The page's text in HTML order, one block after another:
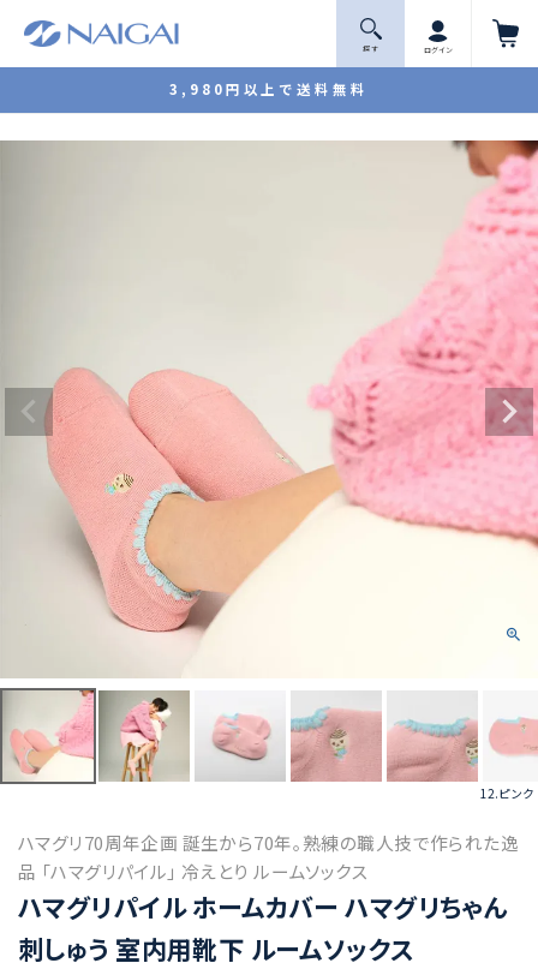
3,980円以上で送料無料
探 す ログイン
12.ピンク
ハマグリ70周年企画 誕生から70年。熟練の職人技で作られた逸
品 「ハマグリパイル」 冷えとり ルームソックス
ハマグリパイル ホームカバー ハマグリちゃん
刺しゅう 室内用靴下 ルームソックス